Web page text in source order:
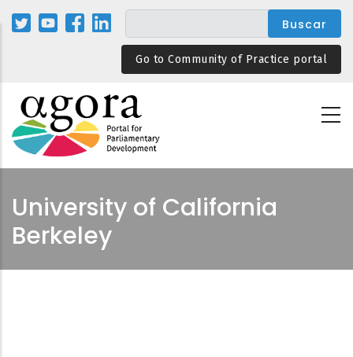
Pasar
Go to Community of Practice portal
University of California
Berkeley